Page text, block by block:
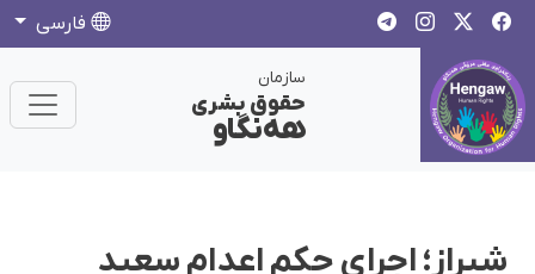
فارسی
سازمان
حقوق بشری
هەنگاو
شیراز؛ اجرای حکم اعدام سعید